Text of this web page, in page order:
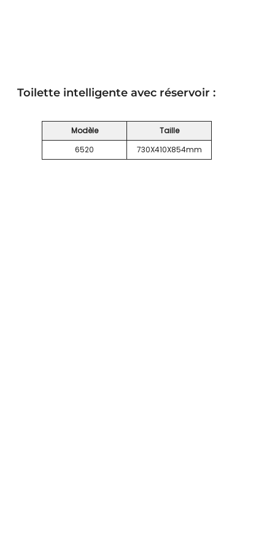
Toilette intelligente avec réservoir :
Modèle
Taille
6520
730X410X854mm